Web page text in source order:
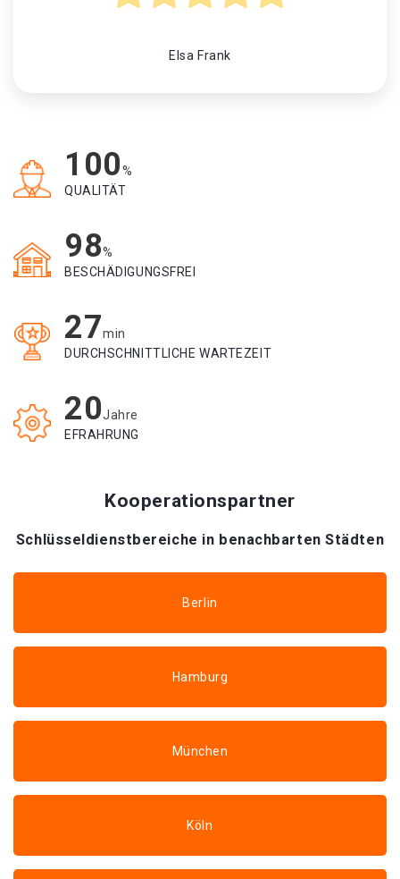
Elsa Frank
100%
QUALITÄT
98%
BESCHÄDIGUNGSFREI
27min
DURCHSCHNITTLICHE WARTEZEIT
20Jahre
EFRAHRUNG
Kooperationspartner
Schlüsseldienstbereiche in benachbarten Städten
Berlin
Hamburg
München
Köln